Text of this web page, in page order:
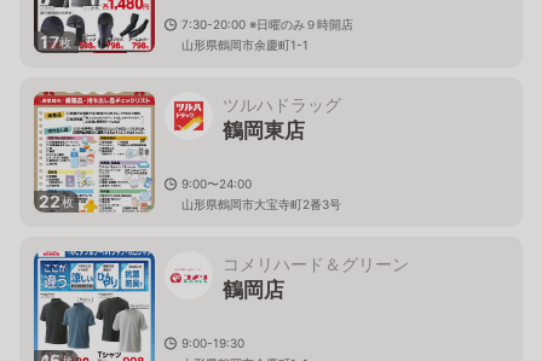
17枚
7:30-20:00 ※日曜のみ９時開店
山形県鶴岡市余慶町1-1
22枚
ツルハドラッグ
鶴岡東店
9:00〜24:00
山形県鶴岡市大宝寺町2番3号
コメリハード＆グリーン
鶴岡店
9:00-19:30